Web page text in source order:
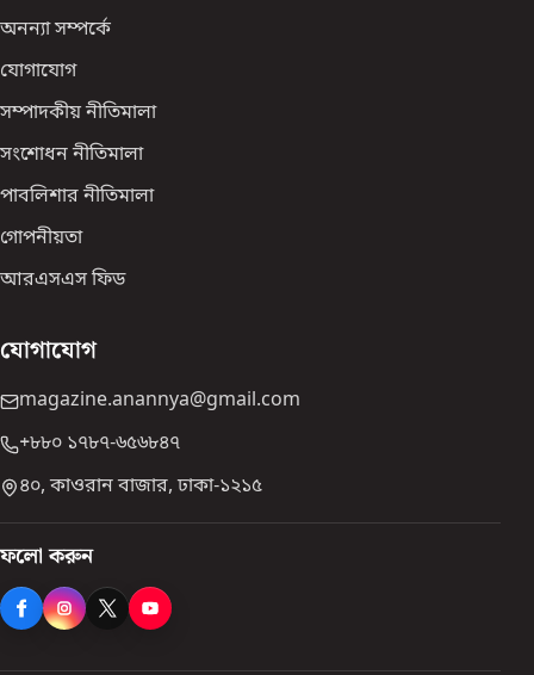
অনন্যা সম্পর্কে
যোগাযোগ
সম্পাদকীয় নীতিমালা
সংশোধন নীতিমালা
পাবলিশার নীতিমালা
গোপনীয়তা
আরএসএস ফিড
যোগাযোগ
magazine.anannya@gmail.com
+৮৮০ ১৭৮৭-৬৫৬৮৪৭
৪০, কাওরান বাজার, ঢাকা-১২১৫
ফলো করুন